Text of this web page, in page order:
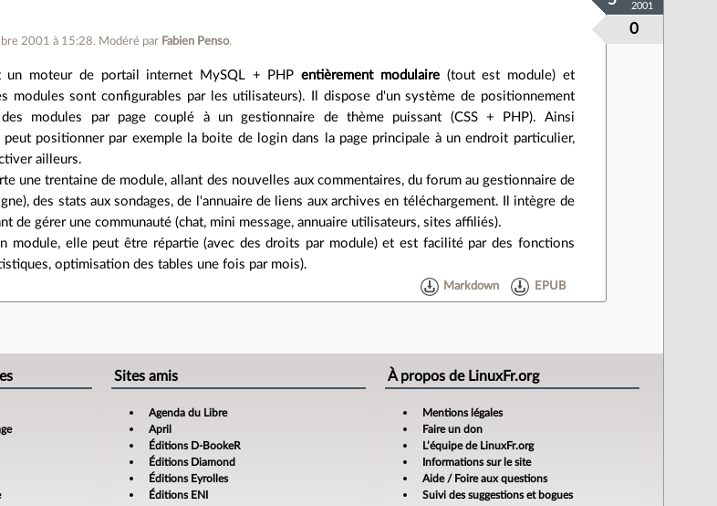
2001 à 15:28. Modéré par Fabien Penso.
0
2001
un moteur de portail internet MySQL + PHPentièrement modulaire(tout est module) et
modules sont configurables par les utilisateurs). Il dispose d'un système de positionnement
modules par page couplé à un gestionnaire de thème puissant (CSS + PHP). Ainsi
peut positionner par exemple la boite de login dans la page principale à un endroit particulier,
ailleurs.
une trentaine de module, allant des nouvelles aux commentaires, du forum au gestionnaire de
des stats aux sondages, de l'annuaire de liens aux archives en téléchargement. Il intègre de
de gérer une communauté (chat, mini message, annuaire utilisateurs, sites affiliés).
module, elle peut être répartie (avec des droits par module) et est facilité par des fonctions
optimisation des tables une fois par mois).
Markdown EPUB
Sites amis
Agenda du Libre
April
Éditions D-BookeR
Éditions Diamond
Éditions Eyrolles
Éditions ENI
À propos de LinuxFr.org
Mentions légales
Faire un don
L’équipe de LinuxFr.org
Informations sur le site
Aide / Foire aux questions
Suivi des suggestions et bogues